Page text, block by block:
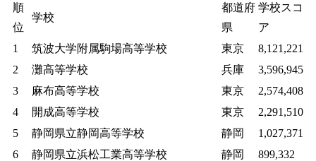
順
位
学校
都道府
県
学校スコ
ア
1
筑波大学附属駒場高等学校 東京
8,121,221
2
灘高等学校 兵庫
3,596,945
3
麻布高等学校 東京
2,574,408
4
開成高等学校 東京
2,291,510
5
静岡県立静岡高等学校 静岡
1,027,371
6
静岡県立浜松工業高等学校 静岡
899,332